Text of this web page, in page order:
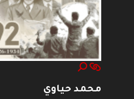
محمد حياوي